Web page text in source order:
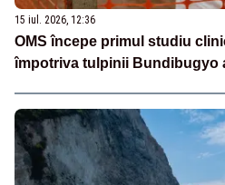
15 iul. 2026, 12:36
OMS începe primul studiu
împotriva tulpinii Bundibugyo